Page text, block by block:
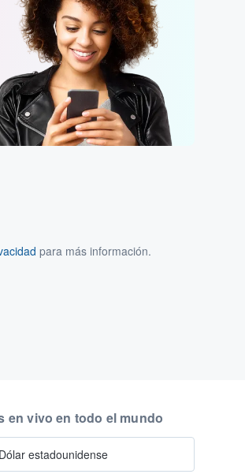
para más información.
en vivo en todo el mundo
Dólar estadounidense